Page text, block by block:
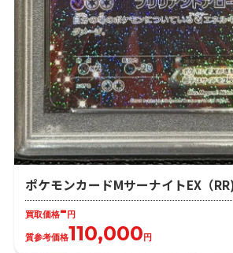
ポケモンカードMサーナイトEX（
買取価格-円
質参考価格110,000円